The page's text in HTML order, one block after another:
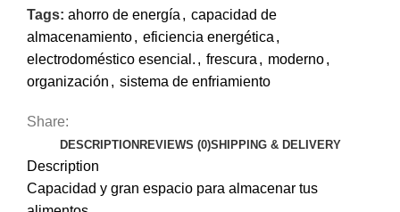
Tags: ahorro de energía , capacidad de
almacenamiento, eficiencia energética ,
electrodoméstico esencial. , frescura , moderno,
organización , sistema de enfriamiento
Share:
DESCRIPTION REVIEWS (0)SHIPPING & DELIVERY
Description
Capacidad y gran espacio para almacenar tus